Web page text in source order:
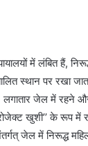
में लंबित हैं,
स्थान पर रखा
जेल में रहने
खुशी’’ के रूप में
जेल में निरूद्ध